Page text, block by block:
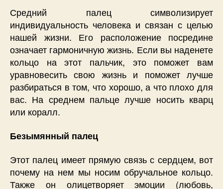
Средний палец символизирует
индивидуальность человека и связан с целью
нашей жизни. Его расположение посредине
означает гармоничную жизнь. Если вы наденете
кольцо на этот пальчик, это поможет вам
уравновесить свою жизнь и поможет лучше
разбираться в том, что хорошо, а что плохо для
вас. На среднем пальце лучше носить кварц
или коралл.
Безымянный палец
Этот палец имеет прямую связь с сердцем, вот
почему на нем мы носим обручальное кольцо.
Также он олицетворяет эмоции (любовь,